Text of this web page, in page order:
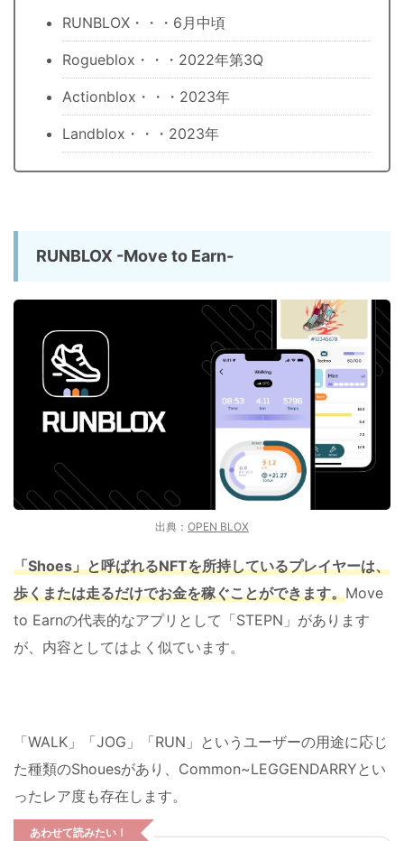
RUNBLOX・・・6月中頃
Rogueblox・・・2022年第3Q
Actionblox・・・2023年
Landblox・・・2023年
RUNBLOX -Move to Earn-
出典： OPEN BLOX
「Shoes」と呼ばれるNFTを所持しているプレイヤーは、
歩くまたは走るだけでお金を稼ぐことができます。Move
to Earnの代表的なアプリとして「STEPN」があります
が、内容としてはよく似ています。
「WALK」「JOG」「RUN」というユーザーの用途に応じ
た種類のShouesがあり、Common~LEGGENDARRYとい
ったレア度も存在します。
あわせて読みたい！